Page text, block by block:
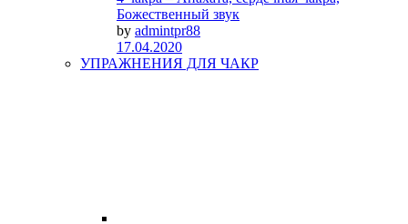
Божественный звук
by admintpr88
17.04.2020
УПРАЖНЕНИЯ ДЛЯ ЧАКР